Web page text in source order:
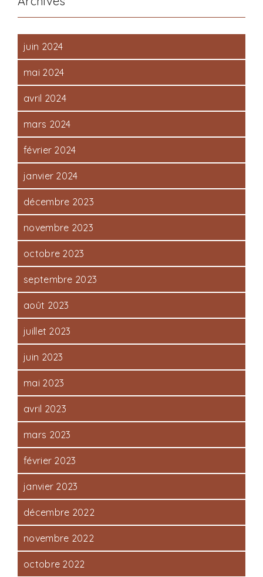
juin 2024
mai 2024
avril 2024
mars 2024
février 2024
janvier 2024
décembre 2023
novembre 2023
octobre 2023
septembre 2023
août 2023
juillet 2023
juin 2023
mai 2023
avril 2023
mars 2023
février 2023
janvier 2023
décembre 2022
novembre 2022
octobre 2022